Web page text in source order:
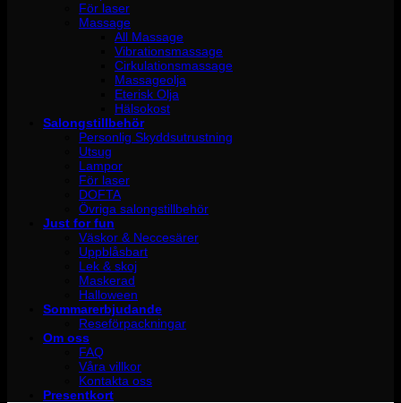
För laser
Massage
All Massage
Vibrationsmassage
Cirkulationsmassage
Massageolja
Eterisk Olja
Hälsokost
Salongstillbehör
Personlig Skyddsutrustning
Utsug
Lampor
För laser
DOFTA
Övriga salongstillbehör
Just for fun
Väskor & Neccesärer
Uppblåsbart
Lek & skoj
Maskerad
Halloween
Sommarerbjudande
Reseförpackningar
Om oss
FAQ
Våra villkor
Kontakta oss
Presentkort